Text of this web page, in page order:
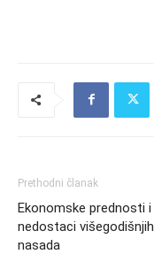
Prethodni članak
Ekonomske prednosti i
nedostaci višegodišnjih
nasada